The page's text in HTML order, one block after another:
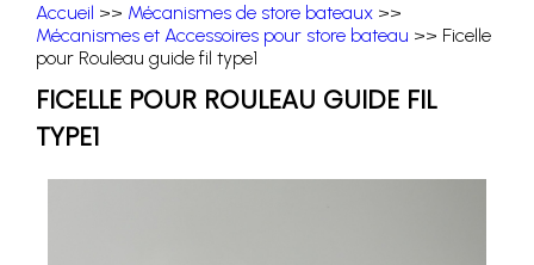
Accueil >> Mécanismes de store bateaux >>
Mécanismes et Accessoires pour store bateau >> Ficelle
pour Rouleau guide fil type1
FICELLE POUR ROULEAU GUIDE FIL
TYPE1